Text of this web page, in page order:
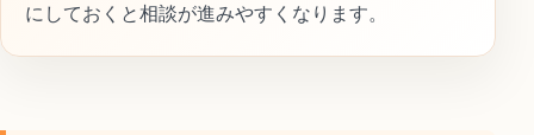
にしておくと相談が進みやすくなります。